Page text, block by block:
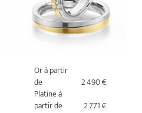
Or à partir
de
2 490 €
Platine à
partir de
2 771 €